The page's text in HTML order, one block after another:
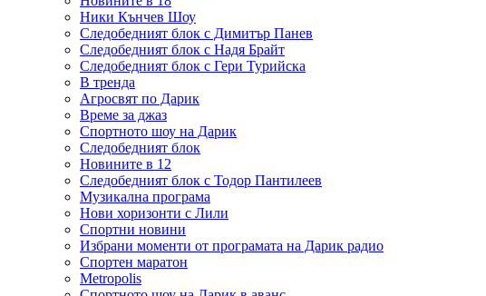
Ники Кънчев Шоу
Следобедният блок с Димитър Панев
Следобедният блок с Надя Брайт
Следобедният блок с Гери Турийска
В тренда
Агросвят по Дарик
Време за джаз
Спортното шоу на Дарик
Следобедният блок
Новините в 12
Следобедният блок с Тодор Пантилеев
Музикална програма
Нови хоризонти с Лили
Спортни новини
Избрани моменти от програмата на Дарик радио
Спортен маратон
Metropolis